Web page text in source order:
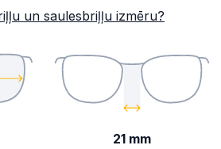
un saulesbriļļu izmēru?
21 mm